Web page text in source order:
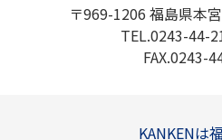
〒969-1206 福島県本
TEL.0243-44-
FAX.0243-
KANKENは